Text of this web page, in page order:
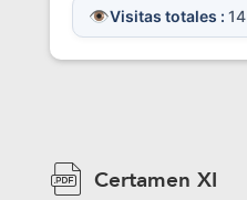
Visitas totales : 14
Certamen XI